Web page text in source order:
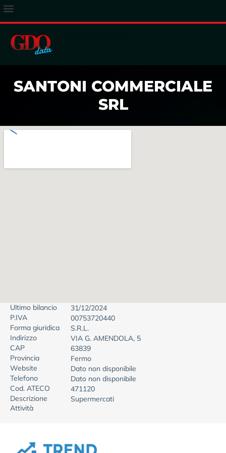
SANTONI COMMERCIALE
SRL
Ultimo bilancio
31/12/2024
P.IVA
00753720440
Forma giuridica
S.R.L.
Indirizzo
VIA G. AMENDOLA, 5
CAP
63839
Provincia
Fermo
Website
Dato non disponibile
Telefono
Dato non disponibile
Cod. ATECO
471120
Descrizione
Attività
Supermercati